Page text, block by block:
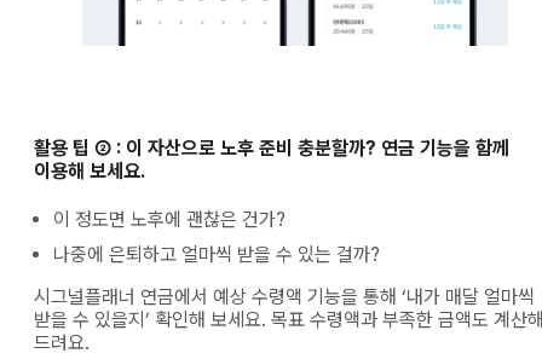
활용 팁 ② : 이 자산으로 노후 준비 충분할까? 연금 기능을 함께
이용해 보세요.
이 정도면 노후에 괜찮은 건가?
나중에 은퇴하고 얼마씩 받을 수 있는 걸까?
시그널플래너 연금에서 예상 수령액 기능을 통해 ‘내가 매달 얼마씩
받을 수 있을지’ 확인해 보세요. 목표 수령액과 부족한 금액도 계산
드려요.